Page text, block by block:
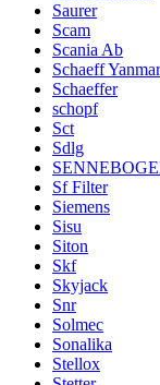
Saurer
Scam
Scania Ab
Schaeff Yanmar
Schaeffer
schopf
Sct
Sdlg
Sf Filter
Siemens
Sisu
Siton
Skf
Skyjack
Snr
Solmec
Sonalika
Stellox